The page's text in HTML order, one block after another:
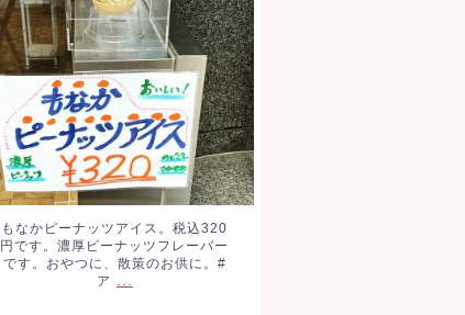
レーバーです。おやつに、散策
のお供に。#ア...
もなかピーナッツアイス。税込320
円です。濃厚ピーナッツフレーバー
です。おやつに、散策のお供に。#
ア